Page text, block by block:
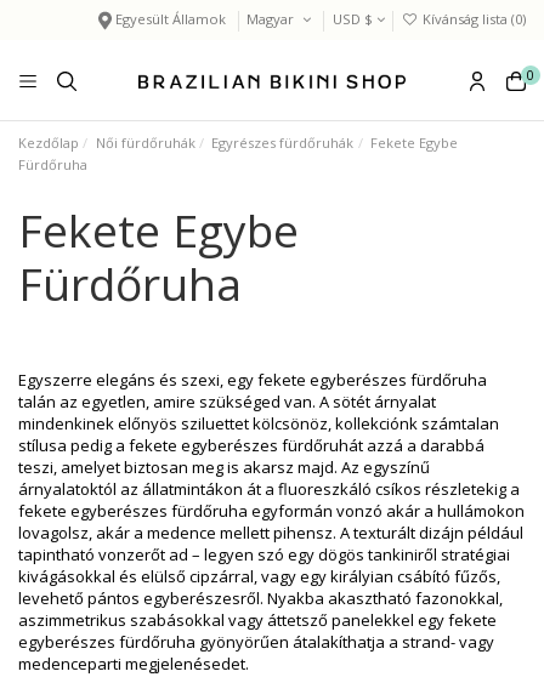
Egyesült Államok Magyar USD $ Kívánság lista (0)
0
Kezdőlap Női fürdőruhák Egyrészes fürdőruhák
Fekete Egybe
Fürdőruha
Fekete Egybe
Fürdőruha
Egyszerre elegáns és szexi, egy fekete egyberészes fürdőruha
talán az egyetlen, amire szükséged van. A sötét árnyalat
mindenkinek előnyös sziluettet kölcsönöz, kollekciónk számtalan
stílusa pedig a fekete egyberészes fürdőruhát azzá a darabbá
teszi, amelyet biztosan meg is akarsz majd. Az egyszínű
árnyalatoktól az állatmintákon át a fluoreszkáló csíkos részletekig a
fekete egyberészes fürdőruha egyformán vonzó akár a hullámokon
lovagolsz, akár a medence mellett pihensz. A texturált dizájn például
tapintható vonzerőt ad – legyen szó egy dögös tankiniről stratégiai
kivágásokkal és elülső cipzárral, vagy egy királyian csábító fűzős,
levehető pántos egyberészesről. Nyakba akasztható fazonokkal,
aszimmetrikus szabásokkal vagy áttetsző panelekkel egy fekete
egyberészes fürdőruha gyönyörűen átalakíthatja a strand- vagy
medenceparti megjelenésedet.